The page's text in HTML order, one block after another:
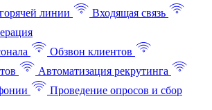
линии
Входящая связь
Обзвон клиентов
Автоматизация рекрутинга
Проведение опросов и сбор